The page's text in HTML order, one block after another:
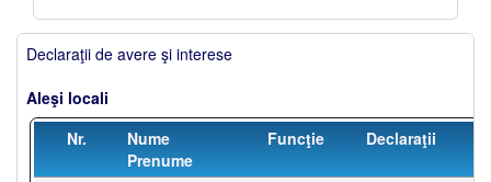
Declaraţii de avere şi interese
Aleşi locali
Nr.
Nume
Prenume
Funcţie Declaraţii